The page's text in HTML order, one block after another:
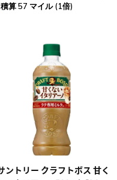
積算 57 マイル (1倍)
トリー クラフトボス 甘く